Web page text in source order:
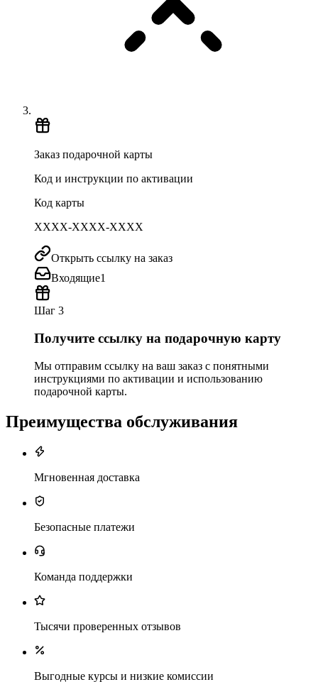
Заказ подарочной карты
Код и инструкции по активации
Код карты
XXXX-XXXX-XXXX
Открыть ссылку на заказ
Входящие1
Шаг 3
Получите ссылку на подарочную карту
Мы отправим ссылку на ваш заказ с понятными
инструкциями по активации и использованию
подарочной карты.
Преимущества обслуживания
Мгновенная доставка
Безопасные платежи
Команда поддержки
Тысячи проверенных отзывов
Выгодные курсы и низкие комиссии